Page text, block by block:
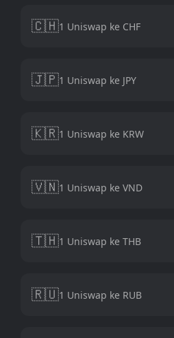
🇨🇭1 Uniswap ke CHF
🇯🇵1 Uniswap ke JPY
🇰🇷1 Uniswap ke KRW
🇻🇳1 Uniswap ke VND
🇹🇭1 Uniswap ke THB
🇷🇺1 Uniswap ke RUB